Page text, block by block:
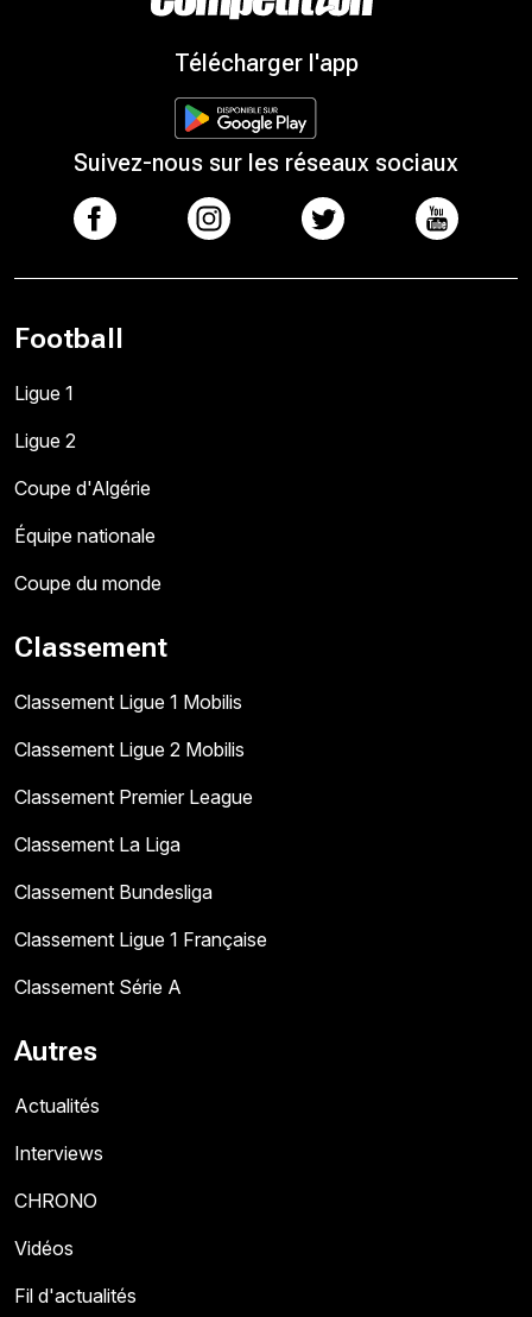
Télécharger l'app
Suivez-nous sur les réseaux sociaux
Football
Ligue 1
Ligue 2
Coupe d'Algérie
Équipe nationale
Coupe du monde
Classement
Classement Ligue 1 Mobilis
Classement Ligue 2 Mobilis
Classement Premier League
Classement La Liga
Classement Bundesliga
Classement Ligue 1 Française
Classement Série A
Autres
Actualités
Interviews
CHRONO
Vidéos
Fil d'actualités